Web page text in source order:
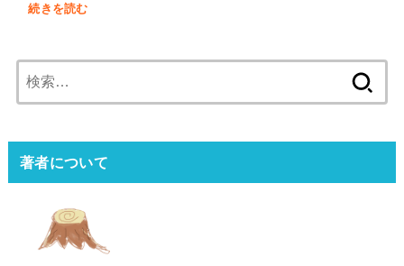
続きを読む
索:
著者について